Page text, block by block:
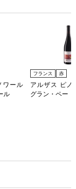
ワール
ル
フランス 赤
アルザス ピノ
グラン・ペー